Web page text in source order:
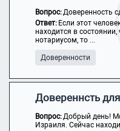
Вопрос:Доверенность
Ответ: Если этот
находится в
нотариусом, то ...
Доверенности
Довереннсть
Вопрос:Добрый день!
Израиля. Сейчас